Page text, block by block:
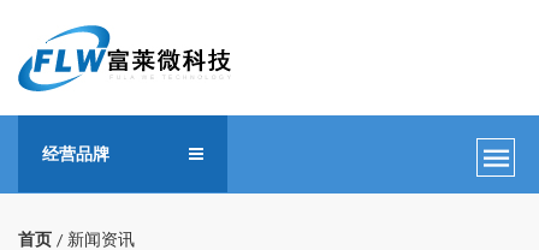
经营品牌
首页 新闻资讯